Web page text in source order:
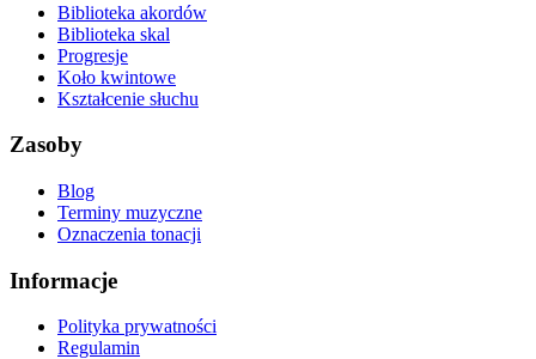
Biblioteka akordów
Biblioteka skal
Progresje
Koło kwintowe
Kształcenie słuchu
Zasoby
Blog
Terminy muzyczne
Oznaczenia tonacji
Informacje
Polityka prywatności
Regulamin